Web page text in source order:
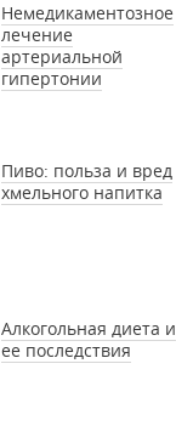
Немедикаментозное
лечение
артериальной
гипертонии
Пиво: польза и вред
хмельного напитка
Алкогольная диета и
ее последствия